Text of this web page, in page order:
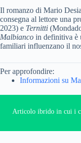
Il romanzo di Mario
consegna al lettore una
2023) e Ternitti
Malbianco in definitiva è
familiari influenzano il
Per approfondire:
Informazioni su
Articolo ibrido in cui i